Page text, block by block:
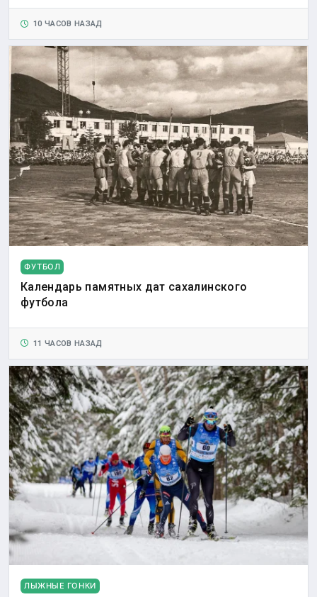
10 ЧАСОВ НАЗАД
ФУТБОЛ
Календарь памятных дат сахалинского
футбола
11 ЧАСОВ НАЗАД
ЛЫЖНЫЕ ГОНКИ